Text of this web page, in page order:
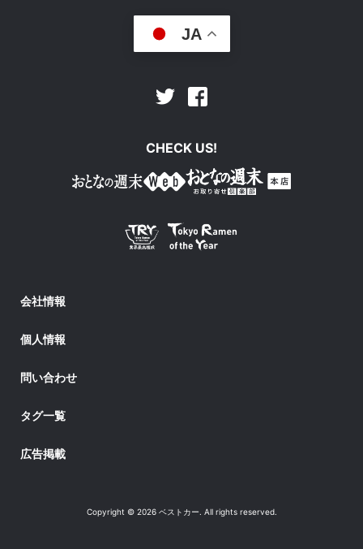
JA
Twitter
CHECK US!
会社情報
個人情報
問い合わせ
タグ一覧
広告掲載
Copyright © 2026 ベストカー. All rights reserved.